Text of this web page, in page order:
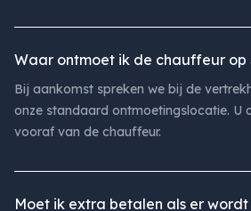
Waar ontmoet ik de chauffeur op
Bij aankomst spreken we bij de
onze standaard ontmoetingslocatie. U
vooraf van de chauffeur.
Moet ik extra betalen als er